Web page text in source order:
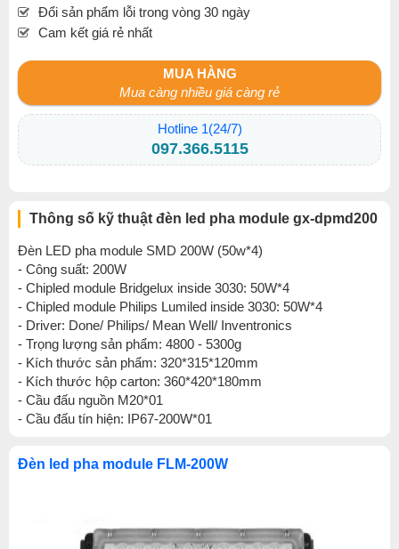
Đổi sản phẩm lỗi trong vòng 30 ngày
Cam kết giá rẻ nhất
MUA HÀNG
Mua càng nhiều giá càng rẻ
Hotline 1(24/7)
097.366.5115
Thông số kỹ thuật đèn led pha module gx-dpmd200
Đèn LED pha module SMD 200W (50w*4)
- Công suất: 200W
- Chipled module Bridgelux inside 3030: 50W*4
- Chipled module Philips Lumiled inside 3030: 50W*4
- Driver: Done/ Philips/ Mean Well/ Inventronics
- Trọng lượng sản phẩm: 4800 - 5300g
- Kích thước sản phẩm: 320*315*120mm
- Kích thước hộp carton: 360*420*180mm
- Cầu đấu nguồn M20*01
- Cầu đấu tín hiện: IP67-200W*01
Đèn led pha module FLM-200W